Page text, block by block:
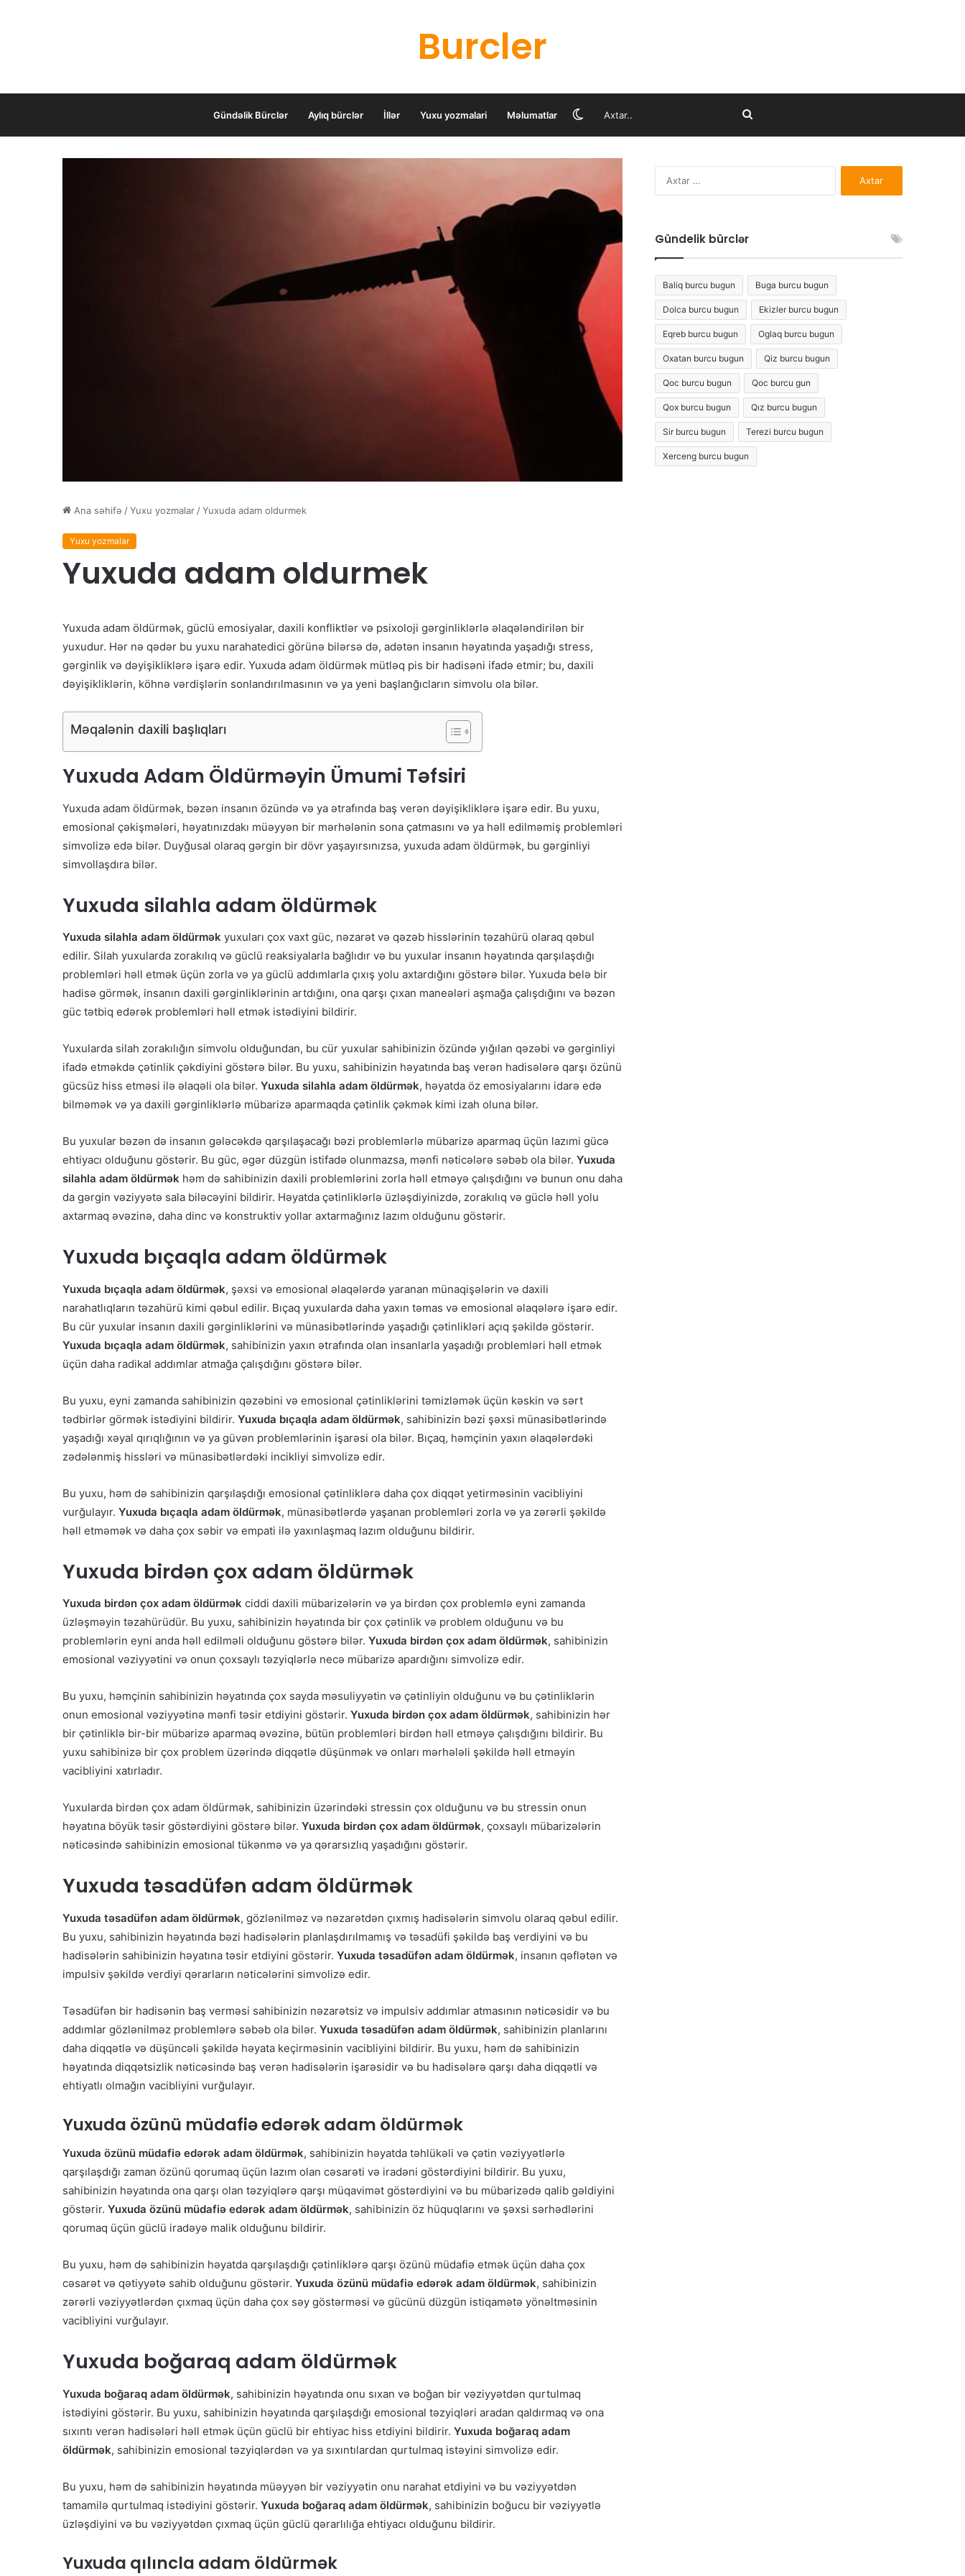
Burcler
Gündəlik Bürclər Aylıq bürclər İllər Yuxu yozmalari Məlumatlar Axtar..
Switch
skin
Ana səhifə /Yuxu yozmalar /Yuxuda adam oldurmek
Yuxu yozmalar
Yuxuda adam oldurmek
Yuxuda adam öldürmək, güclü emosiyalar, daxili konfliktlər və psixoloji gərginliklərlə əlaqələndirilən bir
yuxudur. Hər nə qədər bu yuxu narahatedici görünə bilərsə də, adətən insanın həyatında yaşadığı stress,
gərginlik və dəyişikliklərə işarə edir. Yuxuda adam öldürmək mütləq pis bir hadisəni ifadə etmir; bu, daxili
dəyişikliklərin, köhnə vərdişlərin sonlandırılmasının və ya yeni başlanğıcların simvolu ola bilər.
Məqalənin daxili başlıqları
Yuxuda Adam Öldürməyin Ümumi Təfsiri
Yuxuda adam öldürmək, bəzən insanın özündə və ya ətrafında baş verən dəyişikliklərə işarə edir. Bu yuxu,
emosional çəkişmələri, həyatınızdakı müəyyən bir mərhələnin sona çatmasını və ya həll edilməmiş problemləri
simvolizə edə bilər. Duyğusal olaraq gərgin bir dövr yaşayırsınızsa, yuxuda adam öldürmək, bu gərginliyi
simvollaşdıra bilər.
Yuxuda silahla adam öldürmək
Yuxuda silahla adam öldürmək yuxuları çox vaxt güc, nəzarət və qəzəb hisslərinin təzahürü olaraq qəbul
edilir. Silah yuxularda zorakılıq və güclü reaksiyalarla bağlıdır və bu yuxular insanın həyatında qarşılaşdığı
problemləri həll etmək üçün zorla və ya güclü addımlarla çıxış yolu axtardığını göstərə bilər. Yuxuda belə bir
hadisə görmək, insanın daxili gərginliklərinin artdığını, ona qarşı çıxan maneələri aşmağa çalışdığını və bəzən
güc tətbiq edərək problemləri həll etmək istədiyini bildirir.
Yuxularda silah zorakılığın simvolu olduğundan, bu cür yuxular sahibinizin özündə yığılan qəzəbi və gərginliyi
ifadə etməkdə çətinlik çəkdiyini göstərə bilər. Bu yuxu, sahibinizin həyatında baş verən hadisələrə qarşı özünü
gücsüz hiss etməsi ilə əlaqəli ola bilər. Yuxuda silahla adam öldürmək, həyatda öz emosiyalarını idarə edə
bilməmək və ya daxili gərginliklərlə mübarizə aparmaqda çətinlik çəkmək kimi izah oluna bilər.
Bu yuxular bəzən də insanın gələcəkdə qarşılaşacağı bəzi problemlərlə mübarizə aparmaq üçün lazımi gücə
ehtiyacı olduğunu göstərir. Bu güc, əgər düzgün istifadə olunmazsa, mənfi nəticələrə səbəb ola bilər. Yuxuda
silahla adam öldürmək həm də sahibinizin daxili problemlərini zorla həll etməyə çalışdığını və bunun onu daha
da gərgin vəziyyətə sala biləcəyini bildirir. Həyatda çətinliklərlə üzləşdiyinizdə, zorakılıq və güclə həll yolu
axtarmaq əvəzinə, daha dinc və konstruktiv yollar axtarmağınız lazım olduğunu göstərir.
Yuxuda bıçaqla adam öldürmək
Yuxuda bıçaqla adam öldürmək, şəxsi və emosional əlaqələrdə yaranan münaqişələrin və daxili
narahatlıqların təzahürü kimi qəbul edilir. Bıçaq yuxularda daha yaxın təmas və emosional əlaqələrə işarə edir.
Bu cür yuxular insanın daxili gərginliklərini və münasibətlərində yaşadığı çətinlikləri açıq şəkildə göstərir.
Yuxuda bıçaqla adam öldürmək, sahibinizin yaxın ətrafında olan insanlarla yaşadığı problemləri həll etmək
üçün daha radikal addımlar atmağa çalışdığını göstərə bilər.
Bu yuxu, eyni zamanda sahibinizin qəzəbini və emosional çətinliklərini təmizləmək üçün kəskin və sərt
tədbirlər görmək istədiyini bildirir. Yuxuda bıçaqla adam öldürmək, sahibinizin bəzi şəxsi münasibətlərində
yaşadığı xəyal qırıqlığının və ya güvən problemlərinin işarəsi ola bilər. Bıçaq, həmçinin yaxın əlaqələrdəki
zədələnmiş hissləri və münasibətlərdəki incikliyi simvolizə edir.
Bu yuxu, həm də sahibinizin qarşılaşdığı emosional çətinliklərə daha çox diqqət yetirməsinin vacibliyini
vurğulayır. Yuxuda bıçaqla adam öldürmək, münasibətlərdə yaşanan problemləri zorla və ya zərərli şəkildə
həll etməmək və daha çox səbir və empati ilə yaxınlaşmaq lazım olduğunu bildirir.
Yuxuda birdən çox adam öldürmək
Yuxuda birdən çox adam öldürmək ciddi daxili mübarizələrin və ya birdən çox problemlə eyni zamanda
üzləşməyin təzahürüdür. Bu yuxu, sahibinizin həyatında bir çox çətinlik və problem olduğunu və bu
problemlərin eyni anda həll edilməli olduğunu göstərə bilər. Yuxuda birdən çox adam öldürmək, sahibinizin
emosional vəziyyətini və onun çoxsaylı təzyiqlərlə necə mübarizə apardığını simvolizə edir.
Bu yuxu, həmçinin sahibinizin həyatında çox sayda məsuliyyətin və çətinliyin olduğunu və bu çətinliklərin
onun emosional vəziyyətinə mənfi təsir etdiyini göstərir. Yuxuda birdən çox adam öldürmək, sahibinizin hər
bir çətinliklə bir-bir mübarizə aparmaq əvəzinə, bütün problemləri birdən həll etməyə çalışdığını bildirir. Bu
yuxu sahibinizə bir çox problem üzərində diqqətlə düşünmək və onları mərhələli şəkildə həll etməyin
vacibliyini xatırladır.
Yuxularda birdən çox adam öldürmək, sahibinizin üzərindəki stressin çox olduğunu və bu stressin onun
həyatına böyük təsir göstərdiyini göstərə bilər. Yuxuda birdən çox adam öldürmək, çoxsaylı mübarizələrin
nəticəsində sahibinizin emosional tükənmə və ya qərarsızlıq yaşadığını göstərir.
Yuxuda təsadüfən adam öldürmək
Yuxuda təsadüfən adam öldürmək, gözlənilməz və nəzarətdən çıxmış hadisələrin simvolu olaraq qəbul edilir.
Bu yuxu, sahibinizin həyatında bəzi hadisələrin planlaşdırılmamış və təsadüfi şəkildə baş verdiyini və bu
hadisələrin sahibinizin həyatına təsir etdiyini göstərir. Yuxuda təsadüfən adam öldürmək, insanın qəflətən və
impulsiv şəkildə verdiyi qərarların nəticələrini simvolizə edir.
Təsadüfən bir hadisənin baş verməsi sahibinizin nəzarətsiz və impulsiv addımlar atmasının nəticəsidir və bu
addımlar gözlənilməz problemlərə səbəb ola bilər. Yuxuda təsadüfən adam öldürmək, sahibinizin planlarını
daha diqqətlə və düşüncəli şəkildə həyata keçirməsinin vacibliyini bildirir. Bu yuxu, həm də sahibinizin
həyatında diqqətsizlik nəticəsində baş verən hadisələrin işarəsidir və bu hadisələrə qarşı daha diqqətli və
ehtiyatlı olmağın vacibliyini vurğulayır.
Yuxuda özünü müdafiə edərək adam öldürmək
Yuxuda özünü müdafiə edərək adam öldürmək, sahibinizin həyatda təhlükəli və çətin vəziyyətlərlə
qarşılaşdığı zaman özünü qorumaq üçün lazım olan cəsarəti və iradəni göstərdiyini bildirir. Bu yuxu,
sahibinizin həyatında ona qarşı olan təzyiqlərə qarşı müqavimət göstərdiyini və bu mübarizədə qalib gəldiyini
göstərir. Yuxuda özünü müdafiə edərək adam öldürmək, sahibinizin öz hüquqlarını və şəxsi sərhədlərini
qorumaq üçün güclü iradəyə malik olduğunu bildirir.
Bu yuxu, həm də sahibinizin həyatda qarşılaşdığı çətinliklərə qarşı özünü müdafiə etmək üçün daha çox
cəsarət və qətiyyətə sahib olduğunu göstərir. Yuxuda özünü müdafiə edərək adam öldürmək, sahibinizin
zərərli vəziyyətlərdən çıxmaq üçün daha çox səy göstərməsi və gücünü düzgün istiqamətə yönəltməsinin
vacibliyini vurğulayır.
Yuxuda boğaraq adam öldürmək
Yuxuda boğaraq adam öldürmək, sahibinizin həyatında onu sıxan və boğan bir vəziyyətdən qurtulmaq
istədiyini göstərir. Bu yuxu, sahibinizin həyatında qarşılaşdığı emosional təzyiqləri aradan qaldırmaq və ona
sıxıntı verən hadisələri həll etmək üçün güclü bir ehtiyac hiss etdiyini bildirir. Yuxuda boğaraq adam
öldürmək, sahibinizin emosional təzyiqlərdən və ya sıxıntılardan qurtulmaq istəyini simvolizə edir.
Bu yuxu, həm də sahibinizin həyatında müəyyən bir vəziyyətin onu narahat etdiyini və bu vəziyyətdən
tamamilə qurtulmaq istədiyini göstərir. Yuxuda boğaraq adam öldürmək, sahibinizin boğucu bir vəziyyətlə
üzləşdiyini və bu vəziyyətdən çıxmaq üçün güclü qərarlılığa ehtiyacı olduğunu bildirir.
Yuxuda qılıncla adam öldürmək
Gündelik bürclər
Baliq burcu bugun Buga burcu bugun
Dolca burcu bugun Ekizler burcu bugun
Eqreb burcu bugun Oglaq burcu bugun
Oxatan burcu bugun Qiz burcu bugun
Qoc burcu bugun Qoc burcu gun
Qox burcu bugun Qız burcu bugun
Sir burcu bugun Terezi burcu bugun
Xerceng burcu bugun